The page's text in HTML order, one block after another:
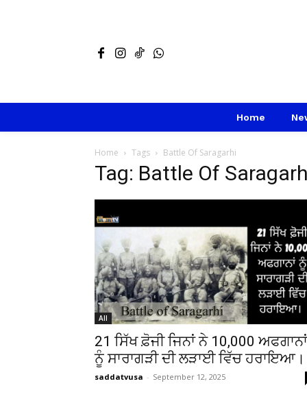
Home
Home Tags Battle Of Saragarhi
Tag: Battle Of
All
21 ਸਿੱਖ ਫ਼ੋਜੀ ਜਿਨਾਂ ਨੇ 10,000 ਅਫਗਾਨਾਂ
ਨੂੰ ਸਾਰਾਗੜੀ ਦੀ ਲੜਾਈ ਵਿੱਚ ਹਰਾਇਆ।
saddatvusa - September 12, 2025